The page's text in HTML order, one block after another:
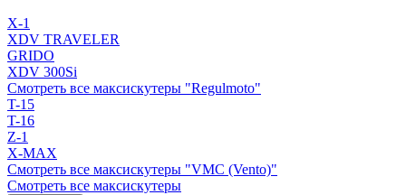
X-1
XDV TRAVELER
GRIDO
XDV 300Si
Смотреть все максискутеры "Regulmoto"
T-15
T-16
Z-1
X-MAX
Смотреть все максискутеры "VMC (Vento)"
Смотреть все максискутеры